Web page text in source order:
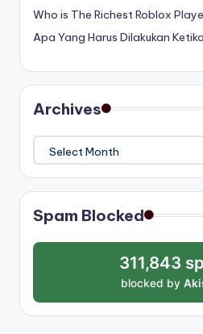
Who is The Richest Roblox
Apa Yang Harus Dilakukan
Archives
Archives
Spam Blocked
311,843
blocked by